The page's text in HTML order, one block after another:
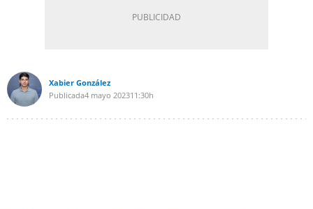
Xabier González
Publicada4 mayo 202311:30h